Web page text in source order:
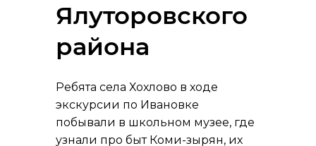
Ялуторовского
района
Ребята села Хохлово в ходе
экскурсии по Ивановке
побывали в школьном музее, где
узнали про быт Коми-зырян, их